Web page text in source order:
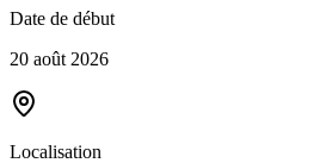
Date de début
20 août 2026
Localisation